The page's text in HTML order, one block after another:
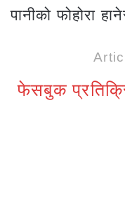
पानीको फोहोरा
फेसबुक